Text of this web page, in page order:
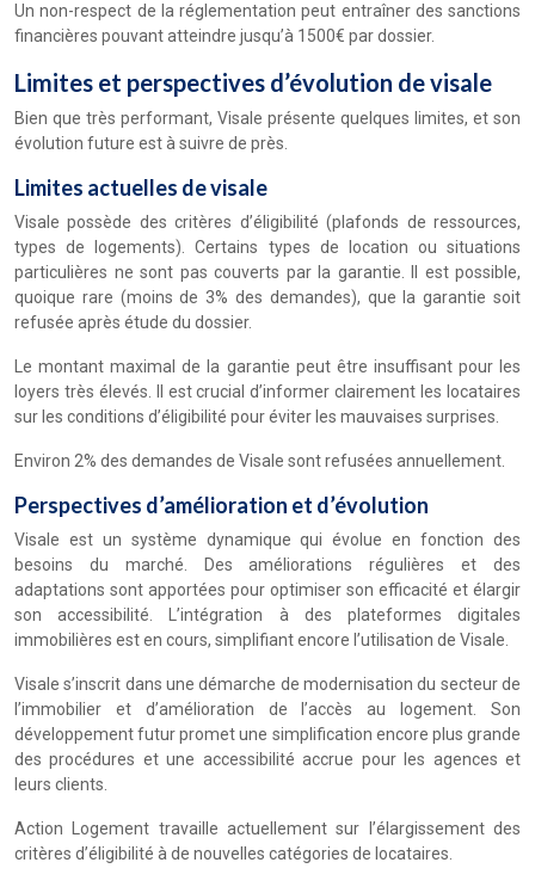
Un non-respect de la réglementation peut entraîner des sanctions
financières pouvant atteindre jusqu’à 1500€ par dossier.
Limites et perspectives d’évolution de visale
Bien que très performant, Visale présente quelques limites, et son
évolution future est à suivre de près.
Limites actuelles de visale
Visale possède des critères d’éligibilité (plafonds de ressources,
types de logements). Certains types de location ou situations
particulières ne sont pas couverts par la garantie. Il est possible,
quoique rare (moins de 3% des demandes), que la garantie soit
refusée après étude du dossier.
Le montant maximal de la garantie peut être insuffisant pour les
loyers très élevés. Il est crucial d’informer clairement les locataires
sur les conditions d’éligibilité pour éviter les mauvaises surprises.
Environ 2% des demandes de Visale sont refusées annuellement.
Perspectives d’amélioration et d’évolution
Visale est un système dynamique qui évolue en fonction des
besoins du marché. Des améliorations régulières et des
adaptations sont apportées pour optimiser son efficacité et élargir
son accessibilité. L’intégration à des plateformes digitales
immobilières est en cours, simplifiant encore l’utilisation de Visale.
Visale s’inscrit dans une démarche de modernisation du secteur de
l’immobilier et d’amélioration de l’accès au logement. Son
développement futur promet une simplification encore plus grande
des procédures et une accessibilité accrue pour les agences et
leurs clients.
Action Logement travaille actuellement sur l’élargissement des
critères d’éligibilité à de nouvelles catégories de locataires.